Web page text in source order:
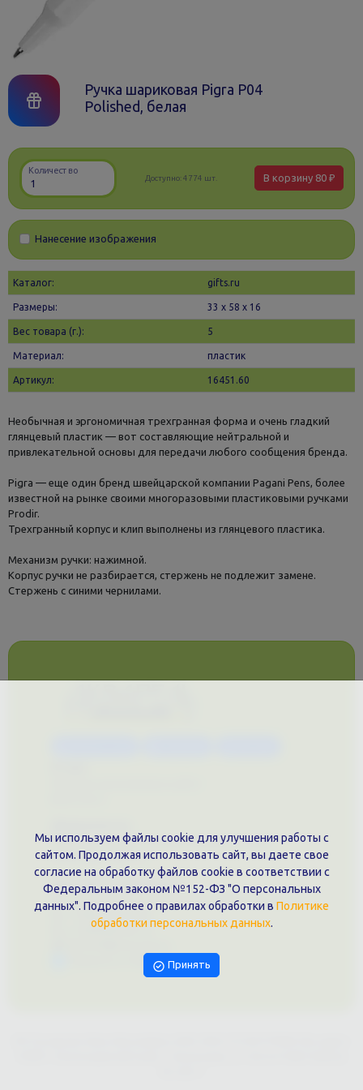
Ручка шариковая Pigra P04
Polished, белая
Количество
Доступно:4774 шт. В корзину 80 ₽
Нанесение изображения
Каталог: gifts.ru
Размеры: 33 х 58 x 16
Вес товара (г.): 5
Материал: пластик
Артикул: 16451.60
Необычная и эргономичная трехгранная форма и очень гладкий
глянцевый пластик — вот составляющие нейтральной и
привлекательной основы для передачи любого сообщения бренда.
Pigra — еще один бренд швейцарской компании Pagani Pens, более
известной на рынке своими многоразовыми пластиковыми ручками
Prodir.
Трехгранный корпус и клип выполнены из глянцевого пластика.
Механизм ручки: нажимной.
Корпус ручки не разбирается, стержень не подлежит замене.
Стержень с синими чернилами.
Политика обработки персональных данных
Публичная оферта
Контакты филиала
г. Краснодар, ул. Шоссе Нефтяников, 28, оф. 51
+7 (861)202-09-02
+7 (909)466-00-16
Написать в Telegram
Мы используем файлы cookie для улучшения работы с
сайтом. Продолжая использовать сайт, вы даете свое
согласие на обработку файлов cookie в соответствии с
Федеральным законом №152-ФЗ "О персональных
данных". Подробнее о правилах обработки в Политике
обработки персональных данных.
Принять